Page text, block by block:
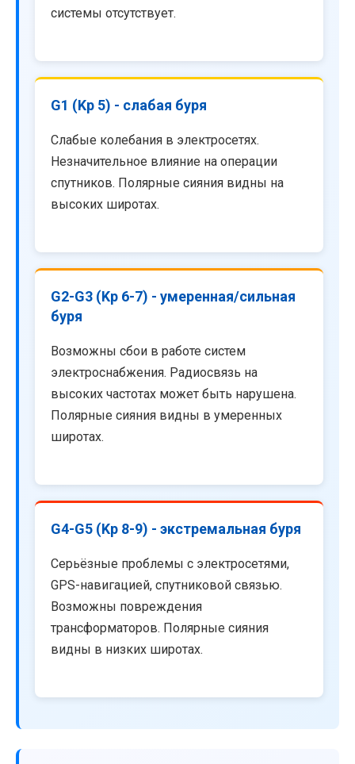
системы отсутствует.
G1 (Kp 5) - слабая буря
Слабые колебания в электросетях.
Незначительное влияние на операции
спутников. Полярные сияния видны на
высоких широтах.
G2-G3 (Kp 6-7) - умеренная/сильная
буря
Возможны сбои в работе систем
электроснабжения. Радиосвязь на
высоких частотах может быть нарушена.
Полярные сияния видны в умеренных
широтах.
G4-G5 (Kp 8-9) - экстремальная буря
Серьёзные проблемы с электросетями,
GPS-навигацией, спутниковой связью.
Возможны повреждения
трансформаторов. Полярные сияния
видны в низких широтах.